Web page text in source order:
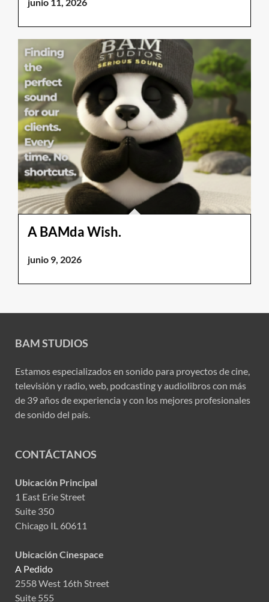
A BAMda Wish.
junio 9, 2026
BAM STUDIOS
Estamos especializados en sonido para proyectos de cine,
televisión y radio, web, podcasting y audiolibros con más
de 39 años de experiencia y con los mejores profesionales
de sonido del país.
CONTÁCTANOS
Ubicación Principal
1 East Erie Street
Suite 350
Chicago IL 60611
Ubicación Cinespace
A Pedido
2558 West 16th Street
Suite 555